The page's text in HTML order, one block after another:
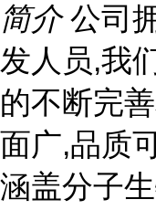
简介 公司
发人员,我
的不断完
面广,品质
涵盖分子